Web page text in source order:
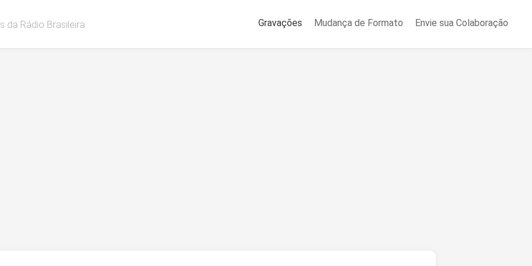
da Rádio Brasileira Gravações Mudança de Formato Envie sua Colaboração